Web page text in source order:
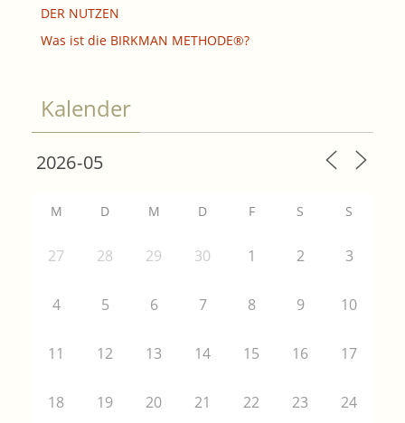
DER NUTZEN
Was ist die BIRKMAN METHODE®?
Kalender
M D M D F S S
27 28 29 30 1 2 3
4 5 6 7 8 9 10
11 12 13 14 15 16 17
18 19 20 21 22 23 24